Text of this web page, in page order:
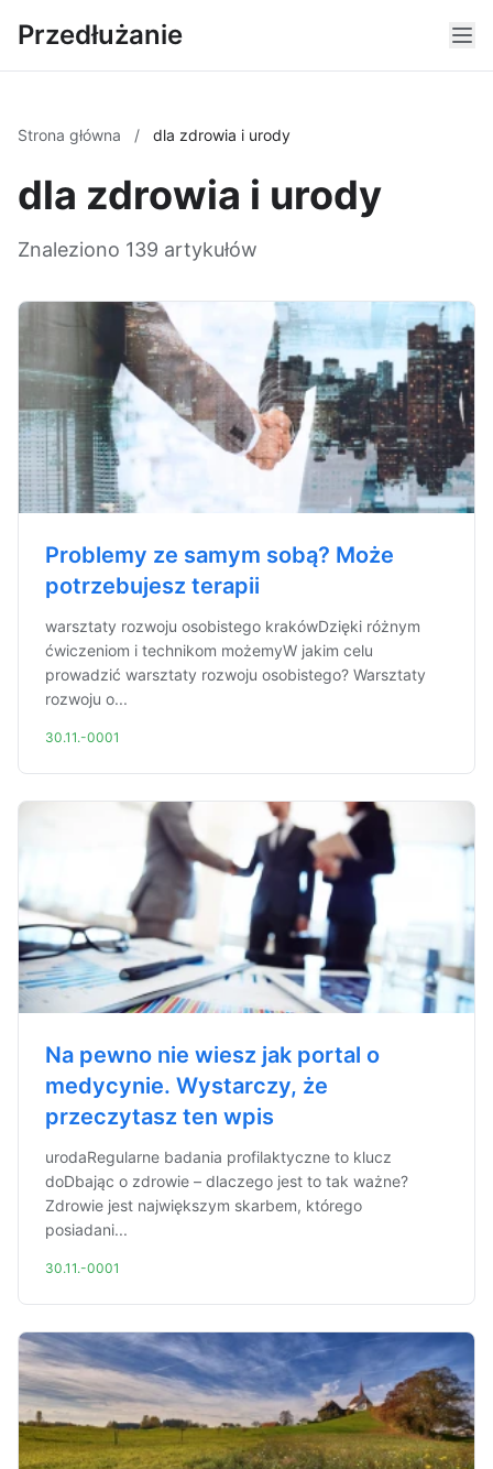
Przedłużanie
Strona główna / dla zdrowia i urody
dla zdrowia i urody
Znaleziono 139 artykułów
Problemy ze samym sobą? Może
potrzebujesz terapii
warsztaty rozwoju osobistego krakówDzięki różnym
ćwiczeniom i technikom możemyW jakim celu
prowadzić warsztaty rozwoju osobistego? Warsztaty
rozwoju o...
30.11.-0001
Na pewno nie wiesz jak portal o
medycynie. Wystarczy, że
przeczytasz ten wpis
urodaRegularne badania profilaktyczne to klucz
doDbając o zdrowie – dlaczego jest to tak ważne?
Zdrowie jest największym skarbem, którego
posiadani...
30.11.-0001